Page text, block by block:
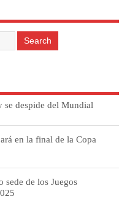
se despide del Mundial
en la final de la Copa
sede de los Juegos